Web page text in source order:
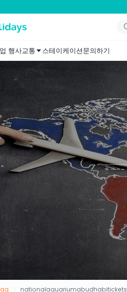
행사교통 스테이케이션문의하기
nationalaquariumabudhabitickets